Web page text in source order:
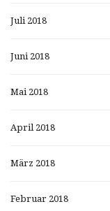
Juli 2018
Juni 2018
Mai 2018
April 2018
März 2018
Februar 2018